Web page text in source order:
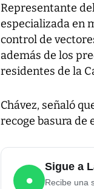
Representante
especializada en
control de
además de los
residentes de la
Chávez, señaló
recoge basura de
●
Sigue a
Recibe una